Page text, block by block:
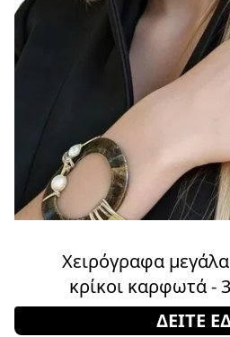
Χειρόγραφα
κρίκοι καρφωτά -
ΔΕΙΤΕ